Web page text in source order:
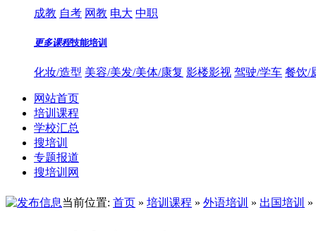
成教 自考 网教 电大 中职
更多课程技能培训
化妆/造型 美容/美发/美体/康复 影楼影视 驾驶/学车 餐饮/
网站首页
培训课程
学校汇总
搜培训
专题报道
搜培训网
当前位置: 首页 » 培训课程 » 外语培训 » 出国培训 »